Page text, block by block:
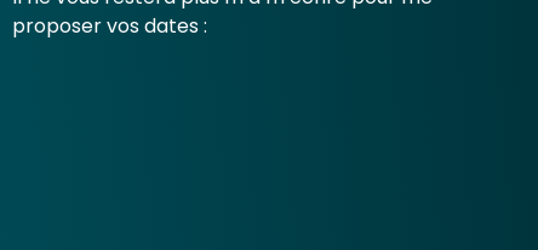
proposer vos dates :